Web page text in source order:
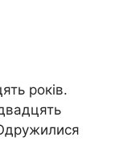
років.